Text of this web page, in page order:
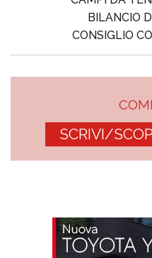
BILANCIO
CONSIGLIO
SCRIVI/